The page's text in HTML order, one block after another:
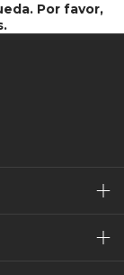
Por favor,